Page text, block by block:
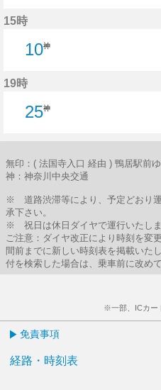
15時
10神
19時
25神
無印：( 法国寺入口 経由 ) 鴨居駅前ゆ
神：神奈川中央交通
※ 道路渋滞等により、予定どおり
承下さい。
※ 祝日は休日ダイヤで運行いたしま
ご注意：ダイヤ改正により時刻を変
間前までに新しい時刻表を掲載いた
付を検索した場合は、乗車前に改め
※一部、ICカー
免責事項
経路・時刻表